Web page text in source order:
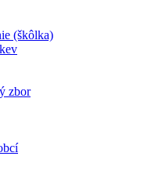
(škôlka)
zbor